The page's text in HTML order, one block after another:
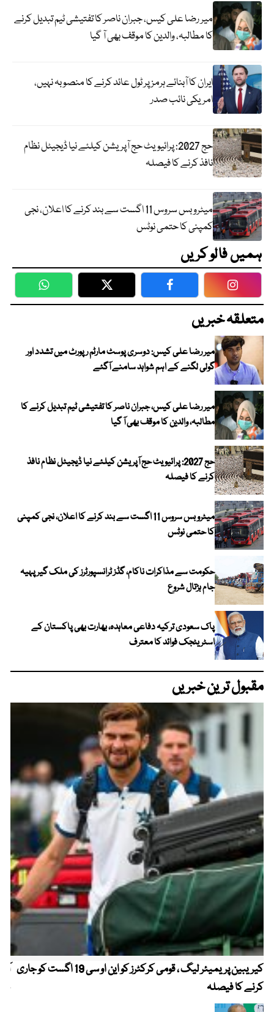
میر رضا علی کیس، جبران ناصر کا تفتیشی ٹیم تبدیل کرنے
کا مطالبہ، والدین کا موقف بھی آ گیا
ایران کا آبنائے ہرمز پر ٹول عائد کرنے کا منصوبہ نہیں،
امریکی نائب صدر
حج 2027: پرائیویٹ حج آپریشن کیلئے نیا ڈیجیٹل نظام
نافذ کرنے کا فیصلہ
میٹرو بس سروس 11 اگست سے بند کرنے کا اعلان، نجی
کمپنی کا حتمی نوٹس
ہمیں فالو کریں
WhatsApp Twitter Facebook
متعلقہ خبریں
میر رضا علی کیس: دوسری پوسٹ مارٹم رپورٹ میں تشدد اور
گولی لگنے کے اہم شواہد سامنے آگئے
میر رضا علی کیس، جبران ناصر کا تفتیشی ٹیم تبدیل کرنے کا
مطالبہ، والدین کا موقف بھی آ گیا
حج 2027: پرائیویٹ حج آپریشن کیلئے نیا ڈیجیٹل نظام نافذ
کرنے کا فیصلہ
میٹرو بس سروس 11 اگست سے بند کرنے کا اعلان، نجی کمپنی
کا حتمی نوٹس
حکومت سے مذاکرات ناکام، گڈز ٹرانسپورٹرز کی ملک گیر پہیہ
جام ہڑتال شروع
پاک سعودی ترکیہ دفاعی معاہدہ، بھارت بھی پاکستان کے
اسٹریٹجک فوائد کا معترف
مقبول ترین خبریں
کیریبین پریمیئر لیگ ، قومی کرکٹرز کو این او سی 19 اگست کو جاری
کرنے کا فیصلہ